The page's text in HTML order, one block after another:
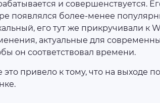
и совершенствуется.
появлялся более-менее
его тут же прикручивали к
актуальные для
он соответствовал времени.
это привело к тому, что на выходе